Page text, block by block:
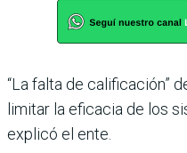
“La falta de calificación”
limitar la eficacia de los
explicó el ente.